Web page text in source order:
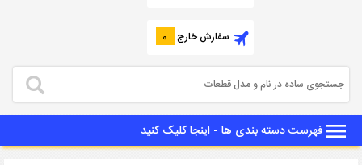
سفارش خارج 0
فهرست دسته بندی ها - اینجا کلیک کنید